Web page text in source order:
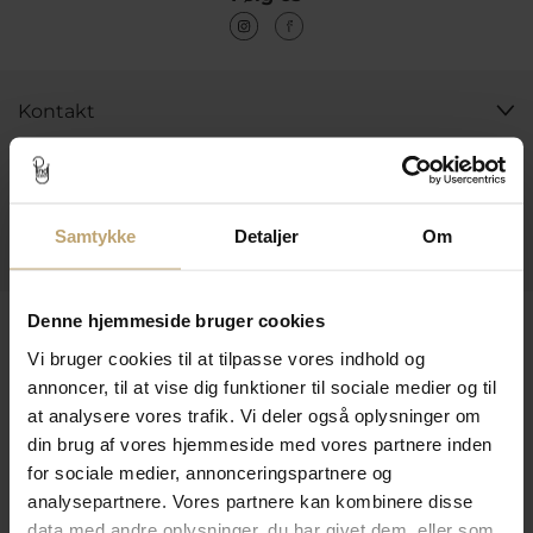
Samtykke Detaljer Om
Denne hjemmeside bruger cookies
Vi bruger cookies til at tilpasse vores indhold og
annoncer, til at vise dig funktioner til sociale medier og til
at analysere vores trafik. Vi deler også oplysninger om
din brug af vores hjemmeside med vores partnere inden
for sociale medier, annonceringspartnere og
analysepartnere. Vores partnere kan kombinere disse
data med andre oplysninger, du har givet dem, eller som
Kontakt
Åbningstider I Butikken
Praktiske Sider
Leveringsmuligheder
Betalingsmuligheder
Sikker Og Tryg E-Handel